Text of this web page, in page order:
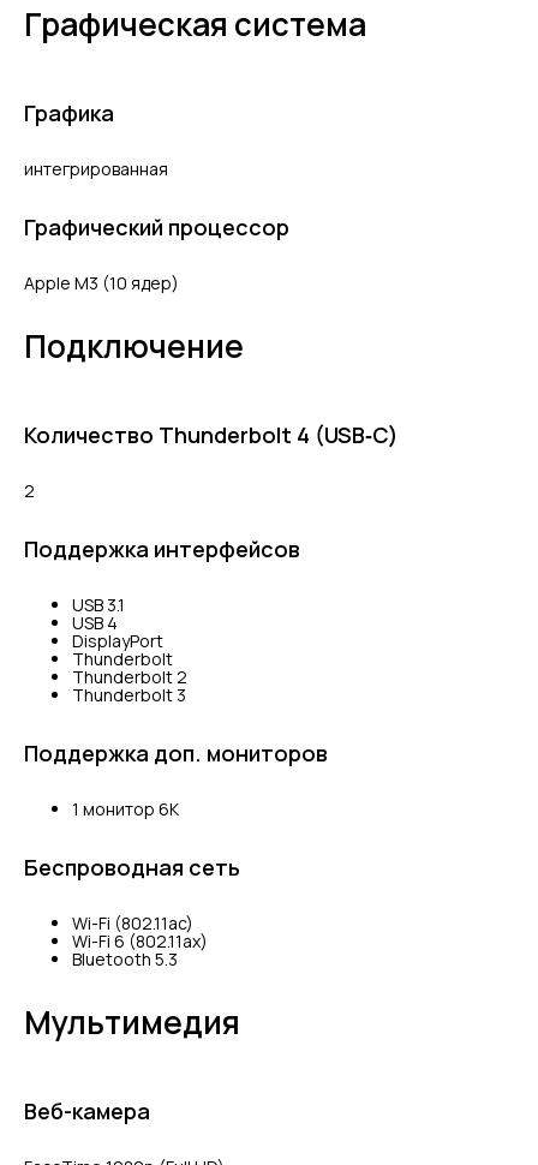
Графическая система
Графика
интегрированная
Графический процессор
Apple M3 (10 ядер)
Подключение
Количество Thunderbolt 4 (USB‑C)
2
Поддержка интерфейсов
USB 3.1
USB 4
DisplayPort
Thunderbolt
Thunderbolt 2
Thunderbolt 3
Поддержка доп. мониторов
1 монитор 6K
Беспроводная сеть
Wi-Fi (802.11ac)
Wi-Fi 6 (802.11ax)
Bluetooth 5.3
Мультимедия
Веб-камера